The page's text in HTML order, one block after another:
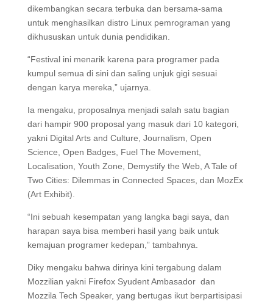
dikembangkan secara terbuka dan bersama-sama
untuk menghasilkan distro Linux pemrograman yang
dikhususkan untuk dunia pendidikan.
“Festival ini menarik karena para programer pada
kumpul semua di sini dan saling unjuk gigi sesuai
dengan karya mereka,” ujarnya.
Ia mengaku, proposalnya menjadi salah satu bagian
dari hampir 900 proposal yang masuk dari 10 kategori,
yakni Digital Arts and Culture, Journalism, Open
Science, Open Badges, Fuel The Movement,
Localisation, Youth Zone, Demystify the Web, A Tale of
Two Cities: Dilemmas in Connected Spaces, dan MozEx
(Art Exhibit).
“Ini sebuah kesempatan yang langka bagi saya, dan
harapan saya bisa memberi hasil yang baik untuk
kemajuan programer kedepan,” tambahnya.
Diky mengaku bahwa dirinya kini tergabung dalam
Mozzilian yakni Firefox Syudent Ambasador dan
Mozzila Tech Speaker, yang bertugas ikut berpartisipasi